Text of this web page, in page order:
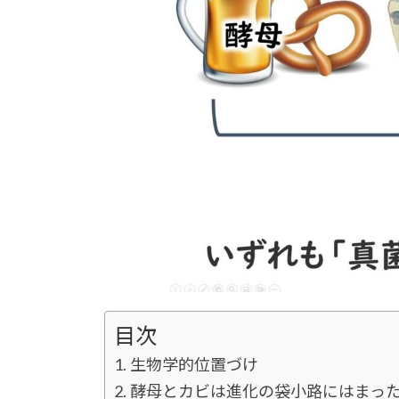
目次
生物学的位置づけ
酵母とカビは進化の袋小路にはまっ